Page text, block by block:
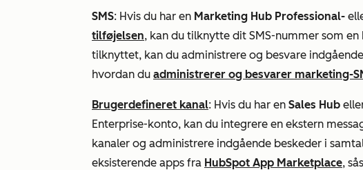
SMS: Hvis du har en Marketing Hub Professional-
tilføjelsen, kan du tilknytte dit SMS-nummer som
tilknyttet, kan du administrere og besvare
hvordan du administrerer og besvarer marketing-
Brugerdefineret kanal: Hvis du har en Sales Hub
Enterprise-konto, kan du integrere en ekstern
kanaler og administrere indgående beskeder i
eksisterende apps fra HubSpot App Marketplace,